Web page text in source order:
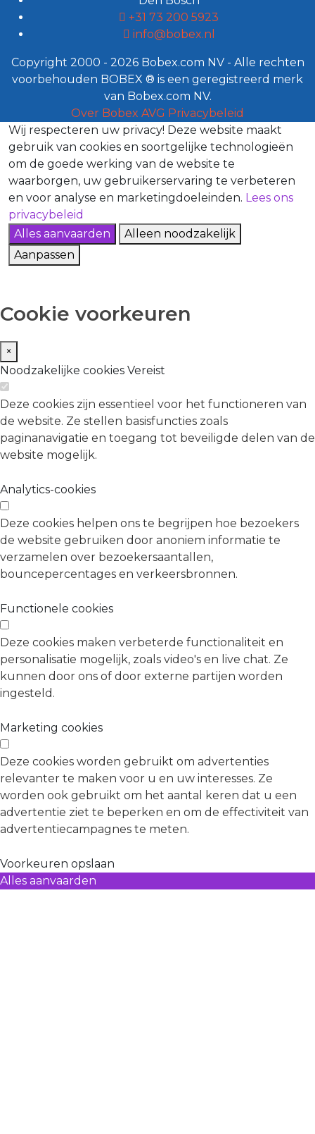
+31 73 200 5923
info@bobex.nl
Copyright 2000 - 2026 Bobex.com NV - Alle rechten
voorbehouden BOBEX ® is een geregistreerd merk
van Bobex.com NV.
Over Bobex AVG Privacybeleid
Wij respecteren uw privacy! Deze website maakt
gebruik van cookies en soortgelijke technologieën
om de goede werking van de website te
waarborgen, uw gebruikerservaring te verbeteren
en voor analyse en marketingdoeleinden. Lees ons
privacybeleid
Alles aanvaarden
Alleen noodzakelijk
Aanpassen
Cookie voorkeuren
×
Noodzakelijke cookies Vereist
Deze cookies zijn essentieel voor het functioneren van
de website. Ze stellen basisfuncties zoals
paginanavigatie en toegang tot beveiligde delen van de
website mogelijk.
Analytics-cookies
Deze cookies helpen ons te begrijpen hoe bezoekers
de website gebruiken door anoniem informatie te
verzamelen over bezoekersaantallen,
bouncepercentages en verkeersbronnen.
Functionele cookies
Deze cookies maken verbeterde functionaliteit en
personalisatie mogelijk, zoals video's en live chat. Ze
kunnen door ons of door externe partijen worden
ingesteld.
Marketing cookies
Deze cookies worden gebruikt om advertenties
relevanter te maken voor u en uw interesses. Ze
worden ook gebruikt om het aantal keren dat u een
advertentie ziet te beperken en om de effectiviteit van
advertentiecampagnes te meten.
Voorkeuren opslaan
Alles aanvaarden